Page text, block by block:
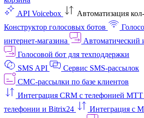
API Voicebox
Автоматизация
Конструктор голосовых ботов
интернет‑магазина
Автоматический
Голосовой бот для техподдержки
SMS API
Сервис SMS-рассылок
СМС-рассылки по базе клиентов
Интеграция CRM с телефонией МТТ
телефонии и Bitrix24
Интеграция с